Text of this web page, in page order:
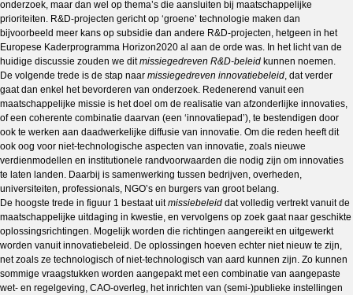
onderzoek, maar dan wel op thema’s die aansluiten bij maatschappelijke
prioriteiten. R&D-projecten gericht op ‘groene’ technologie maken dan
bijvoorbeeld meer kans op subsidie dan andere R&D-projecten, hetgeen in het
Europese Kaderprogramma Horizon2020 al aan de orde was. In het licht van de
huidige discussie zouden we ditmissiegedreven R&D-beleid kunnen noemen.
De volgende trede is de stap naar missiegedreven innovatiebeleid, dat verder
gaat dan enkel het bevorderen van onderzoek. Redenerend vanuit een
maatschappelijke missie is het doel om de realisatie van afzonderlijke innovaties,
of een coherente combinatie daarvan (een ‘innovatiepad’), te bestendigen door
ook te werken aan daadwerkelijke diffusie van innovatie. Om die reden heeft dit
ook oog voor niet-technologische aspecten van innovatie, zoals nieuwe
verdienmodellen en institutionele randvoorwaarden die nodig zijn om innovaties
te laten landen. Daarbij is samenwerking tussen bedrijven, overheden,
universiteiten, professionals, NGO’s en burgers van groot belang.
De hoogste trede in figuur 1 bestaat uitmissiebeleid dat volledig vertrekt vanuit de
maatschappelijke uitdaging in kwestie, en vervolgens op zoek gaat naar geschikte
oplossingsrichtingen. Mogelijk worden die richtingen aangereikt en uitgewerkt
worden vanuit innovatiebeleid. De oplossingen hoeven echter niet nieuw te zijn,
net zoals ze technologisch of niet-technologisch van aard kunnen zijn. Zo kunnen
sommige vraagstukken worden aangepakt met een combinatie van aangepaste
wet- en regelgeving, CAO-overleg, het inrichten van (semi-)publieke instellingen